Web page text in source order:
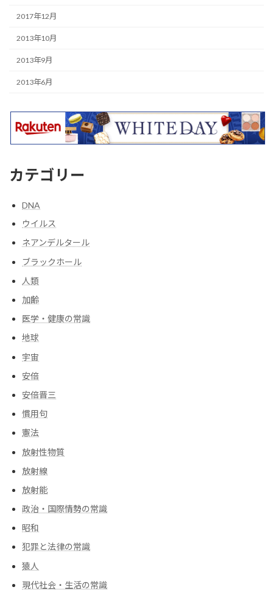
2017年12月
2013年10月
2013年9月
2013年6月
カテゴリー
DNA
ウイルス
ネアンデルタール
ブラックホール
人類
加齢
医学・健康の常識
地球
宇宙
安倍
安倍晋三
慣用句
憲法
放射性物質
放射線
放射能
政治・国際情勢の常識
昭和
犯罪と法律の常識
猿人
現代社会・生活の常識